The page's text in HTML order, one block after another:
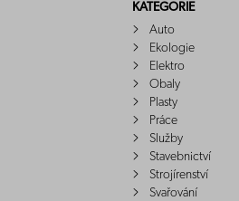
KATEGORIE
Auto
Ekologie
Elektro
Obaly
Plasty
Práce
Služby
Stavebnictví
Strojírenství
Svařování